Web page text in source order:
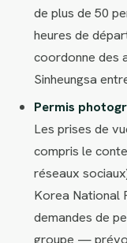
de plus de 50
heures de
coordonne des
Sinheungsa
Permis
Les prises de
compris le
réseaux
Korea National
demandes de
groupe —